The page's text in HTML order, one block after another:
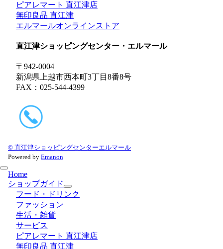
ピアレマート 直江津店
無印良品 直江津
エルマールオンラインストア
直江津ショッピングセンター・エルマール
〒942-0004
新潟県上越市西本町3丁目8番8号
FAX：025-544-4399
© 直江津ショッピングセンターエルマール
Powered by Emanon
Home
ショップガイド
フード・ドリンク
ファッション
生活・雑貨
サービス
ピアレマート 直江津店
無印良品 直江津